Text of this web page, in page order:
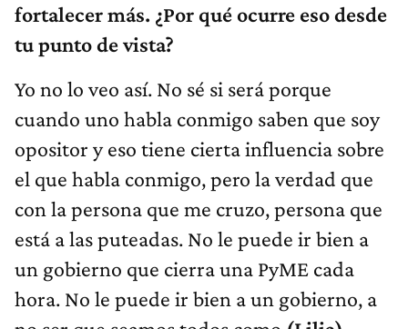
fortalecer más. ¿Por qué ocurre eso desde
tu punto de vista?
Yo no lo veo así. No sé si será porque
cuando uno habla conmigo saben que soy
opositor y eso tiene cierta influencia sobre
el que habla conmigo, pero la verdad que
con la persona que me cruzo, persona que
está a las puteadas. No le puede ir bien a
un gobierno que cierra una PyME cada
hora. No le puede ir bien a un gobierno, a